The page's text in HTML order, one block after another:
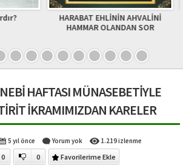
EHLİNİN AHVALİNİ
OLANDAN SOR
BEŞAİRU’L HAYRAT
ŞERİFE’NİN
HAFTASI MÜNASEBETİYLE
İKRAMIMIZDAN KARELER
5 yıl önce Yorum yok 1.219 izlenme
0 0 Favorilerime Ekle